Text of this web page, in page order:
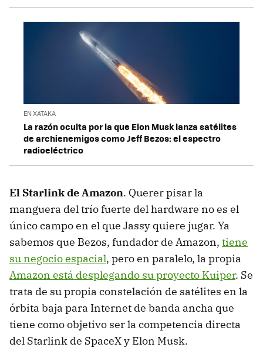
EN XATAKA
La razón oculta por la que Elon Musk lanza satélites
de archienemigos como Jeff Bezos: el espectro
radioeléctrico
El Starlink de Amazon. Querer pisar la
manguera del trío fuerte del hardware no es el
único campo en el que Jassy quiere jugar. Ya
sabemos que Bezos, fundador de Amazon, tiene
su negocio espacial, pero en paralelo, la propia
Amazon está desplegando su proyecto Kuiper. Se
trata de su propia constelación de satélites en la
órbita baja para Internet de banda ancha que
tiene como objetivo ser la competencia directa
del Starlink de SpaceX y Elon Musk.